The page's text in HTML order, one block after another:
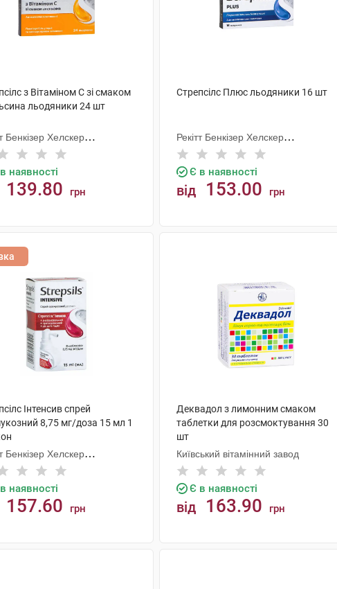
з Вітаміном C зі смаком
льодяники 24 шт
Бенкізер Хелскер
наявності
139.80 грн
Стрепсілс Плюс льодяники 16 шт
Рекітт Бенкізер Хелскер
Інтернешнл
Є в наявності
від 153.00 грн
Інтенсив спрей
8,75 мг/доза 15 мл 1
Бенкізер Хелскер
наявності
157.60 грн
Деквадол з лимонним смаком
таблетки для розсмоктування 30
шт
Київський вітамінний завод
Є в наявності
від 163.90 грн